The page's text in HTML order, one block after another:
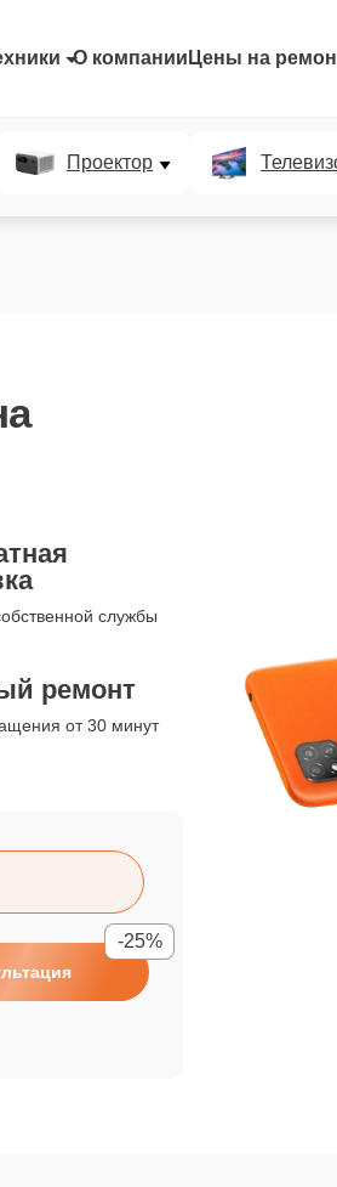
О компании Цены на
Проектор
службы
ремонт
от 30 минут
-25%